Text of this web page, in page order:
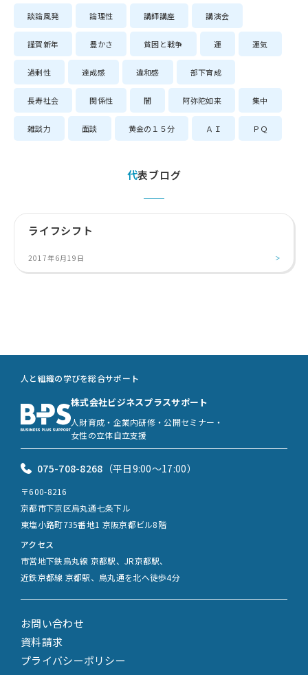
談論風発 論理性 講師講座 講演会
謹賀新年 豊かさ 貧困と戦争 運 運気
過剰性 達成感 違和感 部下育成
長寿社会 関係性 闇 阿弥陀如来 集中
雑談力 面談 黄金の１５分 ＡＩ ＰＱ
代表ブログ
ライフシフト
2017年6月19日
お問い合わせ
資料請求
プライバシーポリシー
人と組織の学びを総合サポート
株式会社ビジネスプラスサポート
人財育成・企業内研修・公開セミナー・
女性の立体自立支援
075-708-8268 （平日9:00〜17:00）
〒600-8216
京都市下京区烏丸通七条下ル
東塩小路町735番地1 京阪京都ビル8階
アクセス
市営地下鉄烏丸線 京都駅、JR京都駅、
近鉄京都線 京都駅、烏丸通を北へ徒歩4分